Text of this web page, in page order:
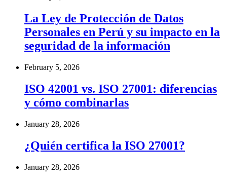
La Ley de Protección de Datos
Personales en Perú y su impacto en la
seguridad de la información
February 5, 2026
ISO 42001 vs. ISO 27001: diferencias
y cómo combinarlas
January 28, 2026
¿Quién certifica la ISO 27001?
January 28, 2026